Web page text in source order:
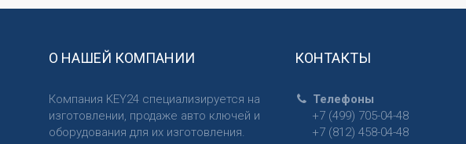
О НАШЕЙ КОМПАНИИ
Компания KEY24 специализируется на
изготовлении, продаже авто ключей и
оборудования для их изготовления.
КОНТАКТЫ
Телефоны
+7 (499) 705-04-48
+7 (812) 458-04-48